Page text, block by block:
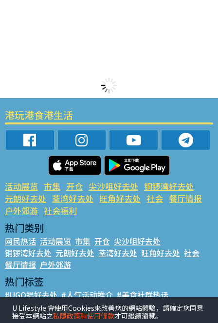
港玩港食港生活
活动展览 市集 开仓 尖沙咀好去处 铜锣湾好去处
元朗好去处 荃湾好去处 旺角好去处 社会 餐厅情报
户外郊游 社会福利
热门类别
网民热话 活动展览 市集 开仓 尖沙咀好去处
铜锣湾好去处 元朗好去处 荃湾好去处 旺角好去处 社会
餐厅情报 户外郊游
热门标签
#UGO揾好去处 #人气活动推介 #美食社群热话
#亲子玩乐好去处 #ULifestyle应用程式 #限时抢
#UJetso礼物放送 #ULifestyle商户中心 #著数
U Lifestyle 會使用Cookies來改善您的網站體驗，請確定您同意
接受本網站之私隱政策和使用條款才可繼續瀏覽。